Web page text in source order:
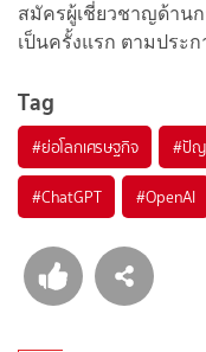
สมัครผู้เชี่ยวชาญด้าน
เป็นครั้งแรก ตามประ
Tag
#ย่อโลกเศรษฐกิจ #ปัญ
#ChatGPT #OpenAI